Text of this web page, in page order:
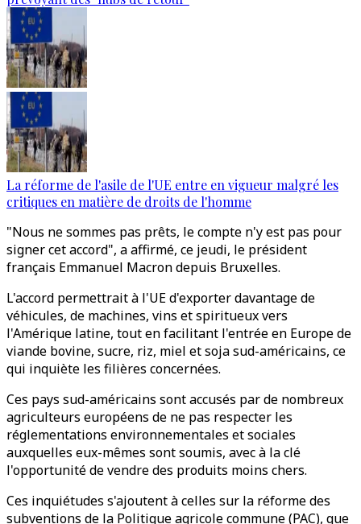
La réforme de l'asile de l'UE entre en vigueur malgré les
critiques en matière de droits de l'homme
"Nous ne sommes pas prêts, le compte n'y est pas pour
signer cet accord", a affirmé, ce jeudi, le président
français Emmanuel Macron depuis Bruxelles.
L'accord permettrait à l'UE d'exporter davantage de
véhicules, de machines, vins et spiritueux vers
l'Amérique latine, tout en facilitant l'entrée en Europe de
viande bovine, sucre, riz, miel et soja sud-américains, ce
qui inquiète les filières concernées.
Ces pays sud-américains sont accusés par de nombreux
agriculteurs européens de ne pas respecter les
réglementations environnementales et sociales
auxquelles eux-mêmes sont soumis, avec à la clé
l'opportunité de vendre des produits moins chers.
Ces inquiétudes s'ajoutent à celles sur la réforme des
subventions de la Politique agricole commune (PAC), que